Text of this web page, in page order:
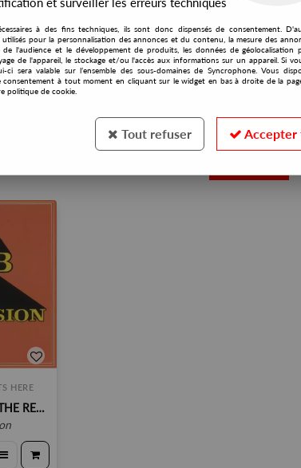
HERE
ERROL BROWN & THE REVOLUTIONARIES
à des fins techniques, ils sont donc dispensés de consentement.
pour la personnalisation des annonces et du contenu, la mesure des
de l'audience et le développement de produits, les données de géolocalisation
de l'appareil, le stockage et/ou l'accès aux informations sur un appareil. Si
ci sera valable sur l’ensemble des sous-domaines de Syncrophone. Vous
à tout moment en cliquant sur le widget en bas à droite de la
politique de cookie.
Tout refuser Accepter